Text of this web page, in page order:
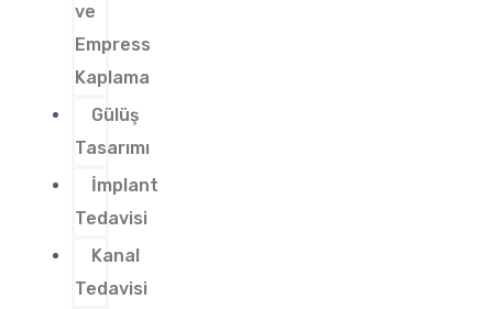
ve
Empress
Kaplama
Gülüş
Tasarımı
İmplant
Tedavisi
Kanal
Tedavisi